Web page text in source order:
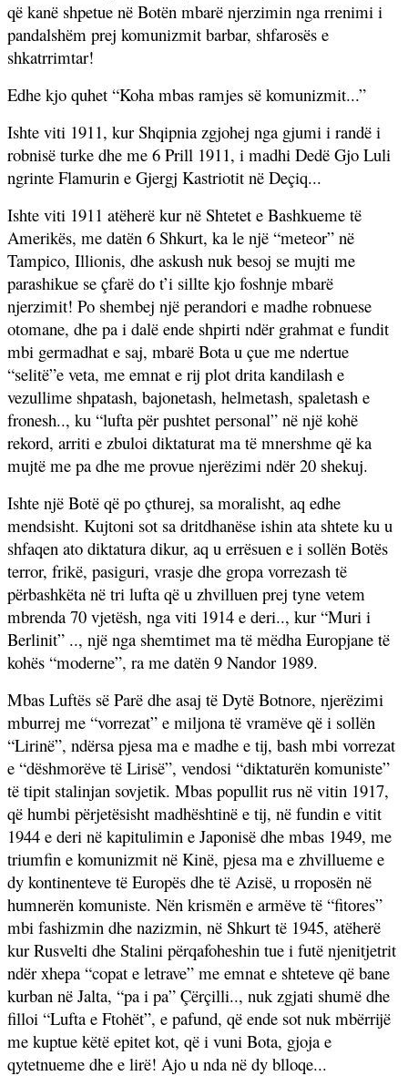
që kanë shpetue në Botën mbarë njerzimin nga rrenimi i
pandalshëm prej komunizmit barbar, shfarosës e
shkatrrimtar!
Edhe kjo quhet “Koha mbas ramjes së komunizmit...”
Ishte viti 1911, kur Shqipnia zgjohej nga gjumi i randë i
robnisë turke dhe me 6 Prill 1911, i madhi Dedë Gjo Luli
ngrinte Flamurin e Gjergj Kastriotit në Deçiq...
Ishte viti 1911 atëherë kur në Shtetet e Bashkueme të
Amerikës, me datën 6 Shkurt, ka le një “meteor” në
Tampico, Illionis, dhe askush nuk besoj se mujti me
parashikue se çfarë do t’i sillte kjo foshnje mbarë
njerzimit! Po shembej një perandori e madhe robnuese
otomane, dhe pa i dalë ende shpirti ndër grahmat e fundit
mbi germadhat e saj, mbarë Bota u çue me ndertue
“selitë”e veta, me emnat e rij plot drita kandilash e
vezullime shpatash, bajonetash, helmetash, spaletash e
fronesh.., ku “lufta për pushtet personal” në një kohë
rekord, arriti e zbuloi diktaturat ma të mnershme që ka
mujtë me pa dhe me provue njerëzimi ndër 20 shekuj.
Ishte një Botë që po çthurej, sa moralisht, aq edhe
mendsisht. Kujtoni sot sa dritdhanëse ishin ata shtete ku u
shfaqen ato diktatura dikur, aq u errësuen e i sollën Botës
terror, frikë, pasiguri, vrasje dhe gropa vorrezash të
përbashkëta në tri lufta që u zhvilluen prej tyne vetem
mbrenda 70 vjetësh, nga viti 1914 e deri.., kur “Muri i
Berlinit” .., një nga shemtimet ma të mëdha Europjane të
kohës “moderne”, ra me datën 9 Nandor 1989.
Mbas Luftës së Parë dhe asaj të Dytë Botnore, njerëzimi
mburrej me “vorrezat” e miljona të vramëve që i sollën
“Lirinë”, ndërsa pjesa ma e madhe e tij, bash mbi vorrezat
e “dëshmorëve të Lirisë”, vendosi “diktaturën komuniste”
të tipit stalinjan sovjetik. Mbas popullit rus në vitin 1917,
që humbi përjetësisht madhështinë e tij, në fundin e vitit
1944 e deri në kapitulimin e Japonisë dhe mbas 1949, me
triumfin e komunizmit në Kinë, pjesa ma e zhvillueme e
dy kontinenteve të Europës dhe të Azisë, u rroposën në
humnerën komuniste. Nën krismën e armëve të “fitores”
mbi fashizmin dhe nazizmin, në Shkurt të 1945, atëherë
kur Rusvelti dhe Stalini përqafoheshin tue i futë njenitjetrit
ndër xhepa “copat e letrave” me emnat e shteteve që bane
kurban në Jalta, “pa i pa” Çërçilli.., nuk zgjati shumë dhe
filloi “Lufta e Ftohët”, e pafund, që ende sot nuk mbërrijë
me kuptue këtë epitet kot, që i vuni Bota, gjoja e
qytetnueme dhe e lirë! Ajo u nda në dy blloqe...